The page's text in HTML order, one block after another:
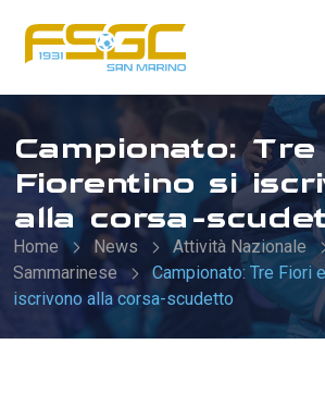
Campionato: Tre
Fiorentino si
alla corsa-
Home News Attività Nazionale
Sammarinese
Campionato: Tre Fiori
iscrivono alla corsa-scudetto